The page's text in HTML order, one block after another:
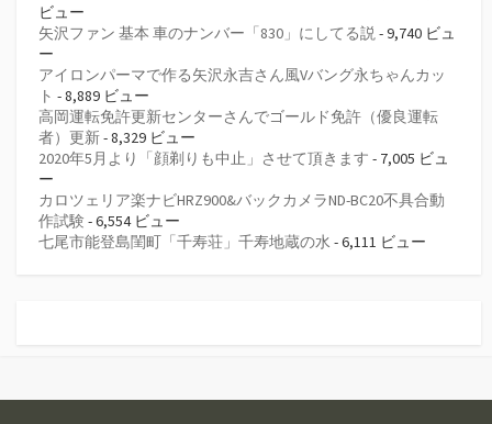
ビュー
矢沢ファン 基本 車のナンバー「830」にしてる説 - 9,740 ビュ
ー
アイロンパーマで作る矢沢永吉さん風Vバング永ちゃんカッ
ト - 8,889 ビュー
高岡運転免許更新センターさんでゴールド免許（優良運転
者）更新- 8,329 ビュー
2020年5月より「顔剃りも中止」させて頂きます - 7,005 ビュ
ー
カロツェリア楽ナビHRZ900&バックカメラND-BC20不具合動
作試験 - 6,554 ビュー
七尾市能登島閨町「千寿荘」千寿地蔵の水 - 6,111 ビュー